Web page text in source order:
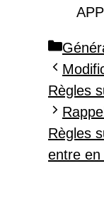
Règles
Règles
entre en